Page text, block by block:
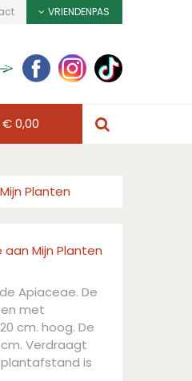
VRIENDENPAS
€ 0,00
Mijn Planten
Mijn Planten
Apiaceae. De
met
cm. hoog. De
Verdraagt
is